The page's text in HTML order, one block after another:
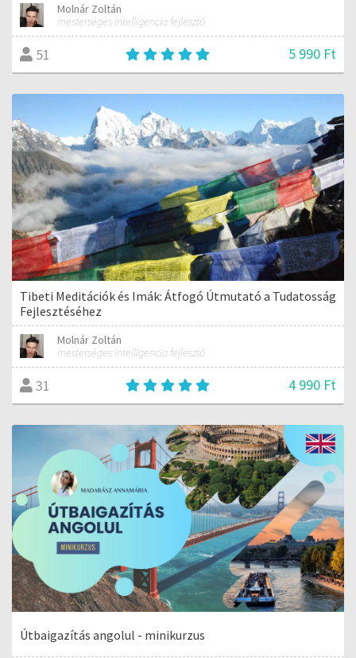
Molnár Zoltán
mesterséges intelligencia fejlesztő
51 5 990 Ft
Tibeti Meditációk és Imák: Átfogó Útmutató a Tudatosság
Fejlesztéséhez
Molnár Zoltán
mesterséges intelligencia fejlesztő
31 4 990 Ft
Útbaigazítás angolul - minikurzus